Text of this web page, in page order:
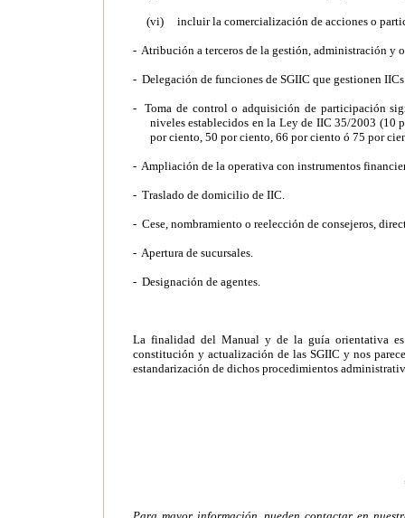
(vi) incluir la comercialización de acciones o
- Atribución a terceros de la gestión, administración y
- Delegación de funciones de SGIIC que gestionen
- Toma de control o adquisición de participación
niveles establecidos en la Ley de IIC 35/2003 (10
por ciento, 50 por ciento, 66 por ciento ó 75 por
- Ampliación de la operativa con instrumentos
- Traslado de domicilio de IIC.
- Cese, nombramiento o reelección de consejeros,
- Apertura de sucursales.
- Designación deagentes.
La finalidad del Manual y de la guía orientativa es
constitución y actualización de las SGIIC y nos
estandarización de dichos procedimientos